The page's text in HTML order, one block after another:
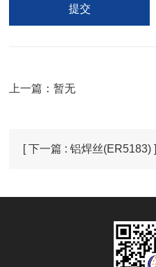
上一篇：暂无
[ 下一篇 : 铝焊丝(ER5183) ]